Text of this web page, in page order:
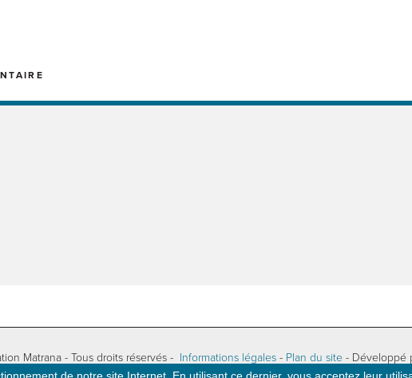
Matrana - Tous droits réservés - Informations légales- Plan du site - Développé